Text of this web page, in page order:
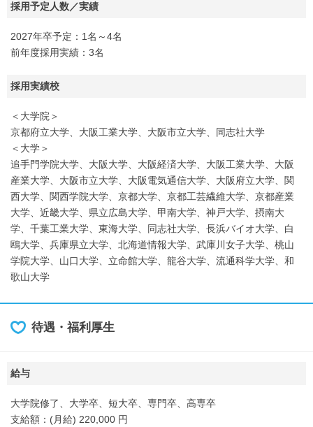
採用予定人数／実績
2027年卒予定：1名～4名
前年度採用実績：3名
採用実績校
＜大学院＞
京都府立大学、大阪工業大学、大阪市立大学、同志社大学
＜大学＞
追手門学院大学、大阪大学、大阪経済大学、大阪工業大学、大阪
産業大学、大阪市立大学、大阪電気通信大学、大阪府立大学、関
西大学、関西学院大学、京都大学、京都工芸繊維大学、京都産業
大学、近畿大学、県立広島大学、甲南大学、神戸大学、摂南大
学、千葉工業大学、東海大学、同志社大学、長浜バイオ大学、白
鴎大学、兵庫県立大学、北海道情報大学、武庫川女子大学、桃山
学院大学、山口大学、立命館大学、龍谷大学、流通科学大学、和
歌山大学
待遇・福利厚生
給与
大学院修了、大学卒、短大卒、専門卒、高専卒
支給額：(月給) 220,000 円